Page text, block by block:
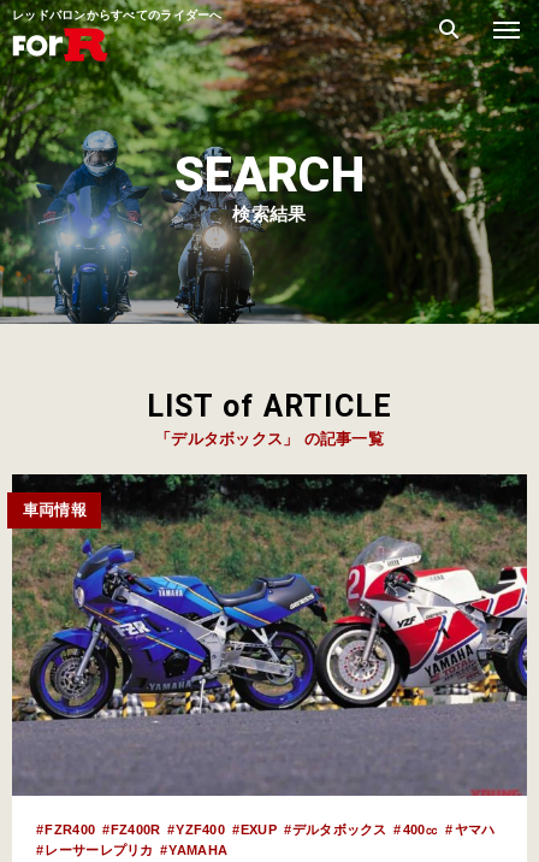
レッドバロンからすべてのライダーへ
SEARCH
検索結果
LIST of ARTICLE
「デルタボックス」 の記事一覧
車両情報
FZR400 FZ400R YZF400 EXUP デルタボックス 400㏄
ヤマハ
レーサーレプリカ
YAMAHA